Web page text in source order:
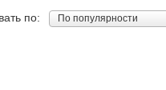
по: По популярности